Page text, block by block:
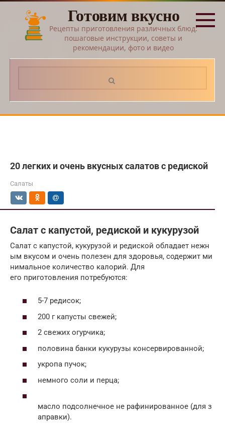
Перейти
контенту
Готовим вкусно
Рецепты приготовления различных блюд:
пошаговые инструкции, советы и
рекомендации, фото и видео
20 легких и очень вкусных салатов с редиской
Салаты
Салат с капустой, редиской и кукурузой
Салат с капустой, кукурузой и редиской обладает нежн
ым вкусом и очень полезен для здоровья, содержит ми
нимальное количество калорий. Для
его приготовления потребуются:
5-7 редисок;
200 г капусты свежей;
2 свежих огурчика;
половина банки кукурузы консервированной;
укропа пучок;
немного соли и перца;
масло подсолнечное не рафинированное (для з
аправки).